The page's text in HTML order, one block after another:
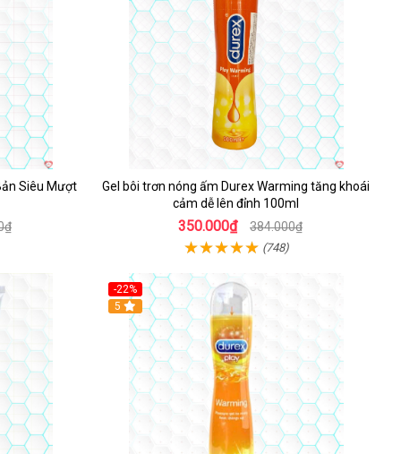
Siêu Mượt
Gel bôi trơn nóng ấm Durex Warming tăng khoái
cảm dễ lên đỉnh 100ml
350.000₫ 384.000₫
(748)
-22%
5